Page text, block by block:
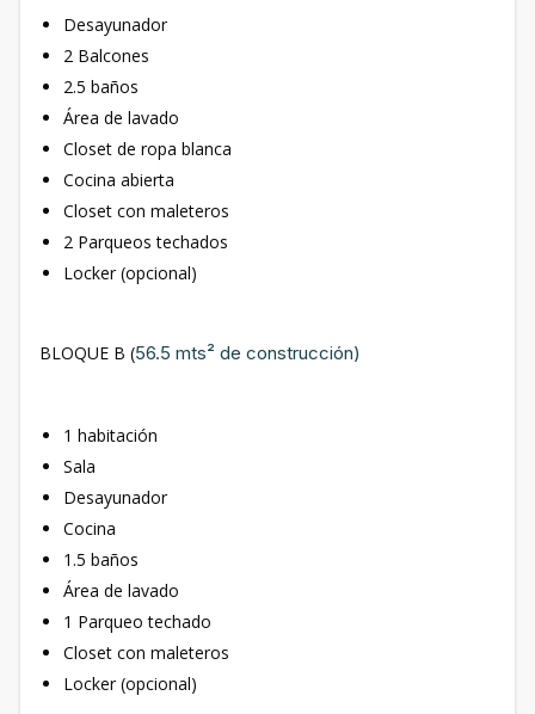
Desayunador
2 Balcones
2.5 baños
Área de lavado
Closet de ropa blanca
Cocina abierta
Closet con maleteros
2 Parqueos techados
Locker (opcional)
BLOQUE B (56.5 mts² de construcción)
1 habitación
Sala
Desayunador
Cocina
1.5 baños
Área de lavado
1 Parqueo techado
Closet con maleteros
Locker (opcional)